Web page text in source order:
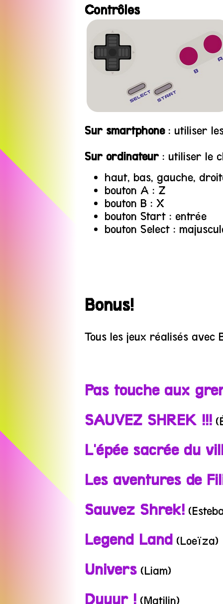
Contrôles
Sur smartphone: utiliser
Sur ordinateur : utiliser le
haut, bas, gauche,
bouton A : Z
bouton B : X
bouton Start : entrée
bouton Select :
Bonus!
Tous les jeux réalisés avec
Pas touche aux
SAUVEZ SHREK !!!
L'épée sacrée du
Les aventures de
Sauvez Shrek!
Legend Land (Loeïza)
Univers (Liam)
Duuur ! (Matilin)